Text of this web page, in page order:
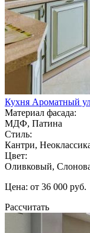
Кухня Ароматный
Материал фасада:
МДФ, Патина
Стиль:
Кантри,
Цвет:
Оливковый,
Цена: от 36 000 руб.
Рассчитать